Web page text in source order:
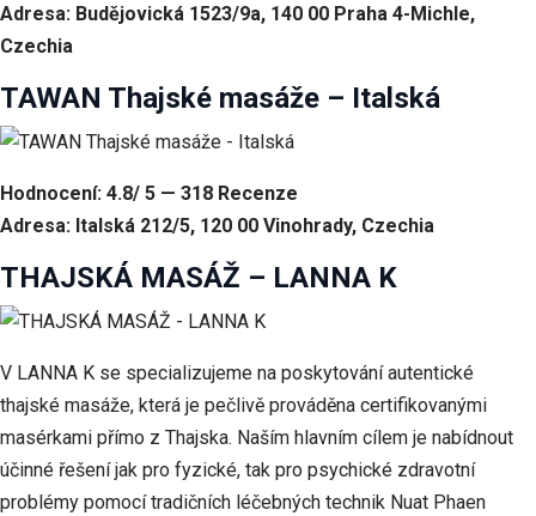
Adresa: Budějovická 1523/9a, 140 00 Praha 4-Michle,
Czechia
TAWAN Thajské masáže – Italská
Hodnocení: 4.8/ 5 — 318 Recenze
Adresa: Italská 212/5, 120 00 Vinohrady, Czechia
THAJSKÁ MASÁŽ – LANNA K
V LANNA K se specializujeme na poskytování autentické
thajské masáže, která je pečlivě prováděna certifikovanými
masérkami přímo z Thajska. Naším hlavním cílem je nabídnout
účinné řešení jak pro fyzické, tak pro psychické zdravotní
problémy pomocí tradičních léčebných technik Nuat Phaen